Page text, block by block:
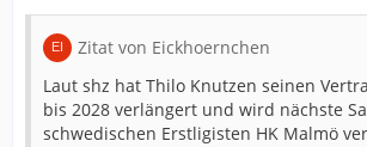
Zitat von Eickhoernchen
Laut shz hat Thilo Knutzen seinen
bis 2028 verlängert und wird nächste
schwedischen Erstligisten HK Malmö